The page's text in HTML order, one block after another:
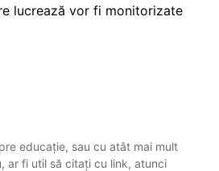
lucrează vor fi monitorizate
educație, sau cu atât mai mult
ar fi util să citați cu link, atunci